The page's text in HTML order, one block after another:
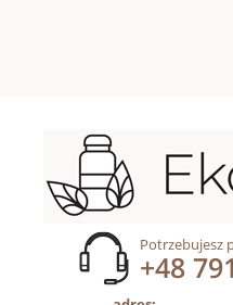
Potrzebujesz
+48